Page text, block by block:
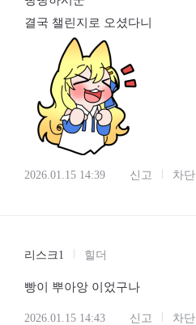
결국 챌린지로 오셨다니
2026.01.15 14:39 신고 차단
리스크1 힐더
빵이 뿌아앙 이었구나
2026.01.15 14:43 신고 차단